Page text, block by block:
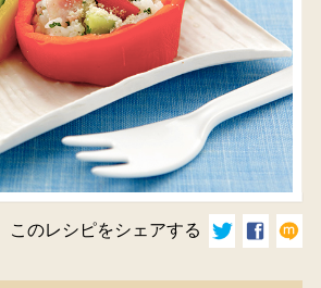
このレシピをシェアする